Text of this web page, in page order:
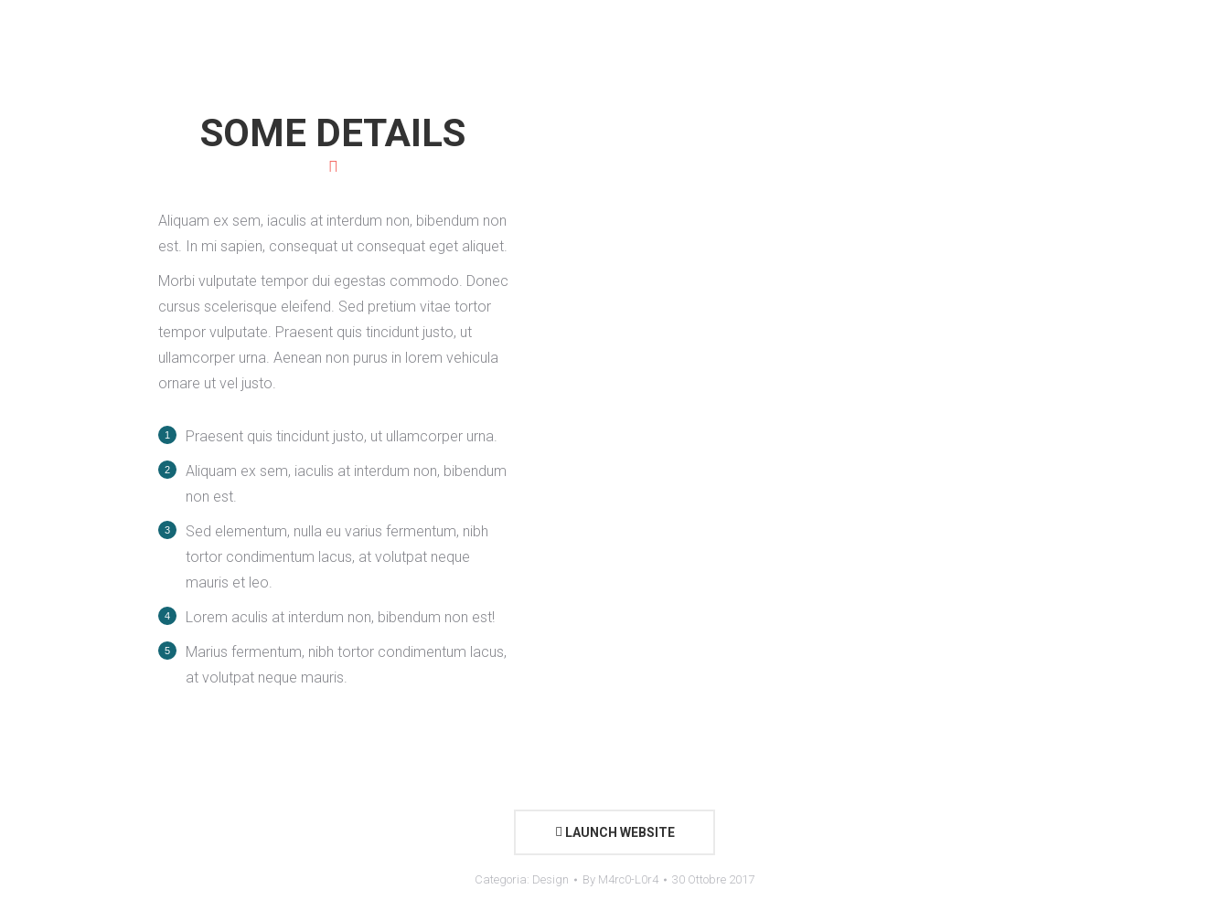
SOME DETAILS
Aliquam ex sem, iaculis at interdum non, bibendum non
est. In mi sapien, consequat ut consequat eget aliquet.
Morbi vulputate tempor dui egestas commodo. Donec
cursus scelerisque eleifend. Sed pretium vitae tortor
tempor vulputate. Praesent quis tincidunt justo, ut
ullamcorper urna. Aenean non purus in lorem vehicula
ornare ut vel justo.
Praesent quis tincidunt justo, ut ullamcorper urna.
Aliquam ex sem, iaculis at interdum non, bibendum
non est.
Sed elementum, nulla eu varius fermentum, nibh
tortor condimentum lacus, at volutpat neque
mauris et leo.
Lorem aculis at interdum non, bibendum non est!
Мarius fermentum, nibh tortor condimentum lacus,
at volutpat neque mauris.
LAUNCH WEBSITE
Categoria: Design By M4rc0-L0r4 30 Ottobre 2017